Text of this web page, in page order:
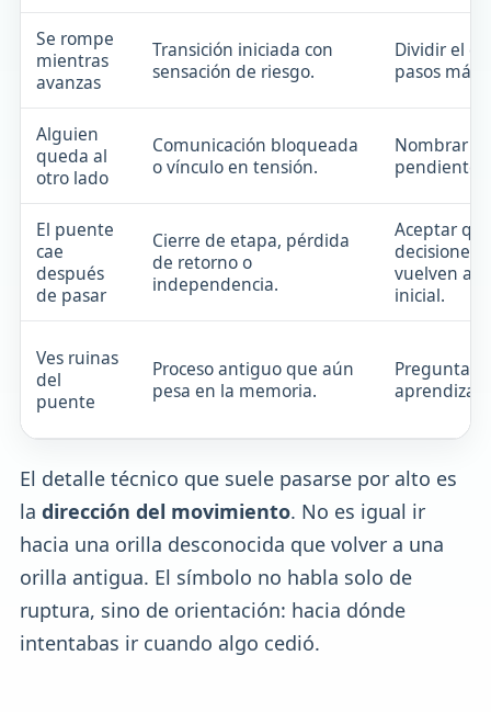
Se rompe
mientras
avanzas
Transición iniciada con
sensación de riesgo.
Dividir el
pasos más
Alguien
queda al
otro lado
Comunicación bloqueada
o vínculo en tensión.
Nombrar lo
pendiente
El puente
cae
después
de pasar
Cierre de etapa, pérdida
de retorno o
independencia.
Aceptar
decisiones
vuelven al
inicial.
Ves ruinas
del
puente
Proceso antiguo que aún
pesa en la memoria.
El detalle técnico que suele pasarse por alto es
la dirección del movimiento. No es igual ir
hacia una orilla desconocida que volver a una
orilla antigua. El símbolo no habla solo de
ruptura, sino de orientación: hacia dónde
intentabas ir cuando algo cedió.